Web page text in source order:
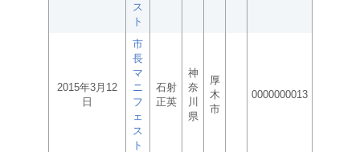
ス
ト
2015年3月12
日
市
長
マ
ニ
フ
ェ
ス
ト
石射
正英
神
奈
川
県
厚
木
市
0000000013